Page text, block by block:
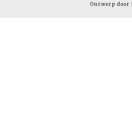
Ontwerp door